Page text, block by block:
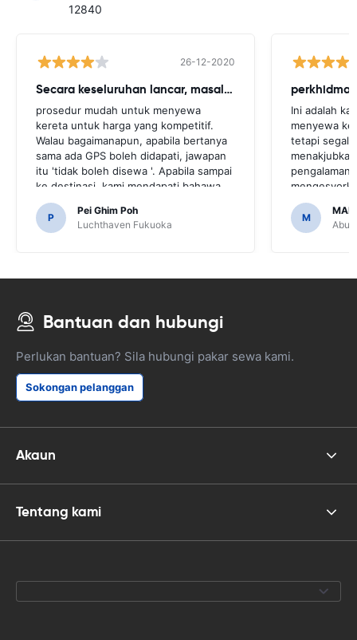
12840
26-12-2020
Secara keseluruhan lancar, masalah kecil
prosedur mudah untuk menyewa
kereta untuk harga yang kompetitif.
Walau bagaimanapun, apabila bertanya
sama ada GPS boleh didapati, jawapan
itu 'tidak boleh disewa '. Apabila sampai
ke destinasi, kami mendapati bahawa
kereta itu datang dengan GPS.Ia akan
menjadi dahsyat jika kita telah membuat
keputusan untuk membeli GPS kerana
P
Pei Ghim Poh
Luchthaven Fukuoka
Ini adalah
menyewa
tetapi
pengalaman
saya dan
sama
M
Abu
Bantuan dan hubungi
Perlukan bantuan? Sila hubungi pakar sewa kami.
Sokongan pelanggan
Akaun
Tentang kami